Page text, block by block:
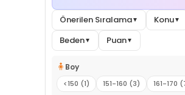
Önerilen Sıralama▼ Konu▼
Beden▼ Puan▼
🧍 Boy
<150 (1)
151-160 (3) 161-170